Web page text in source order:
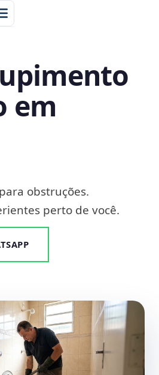
em
obstruções.
perto de você.